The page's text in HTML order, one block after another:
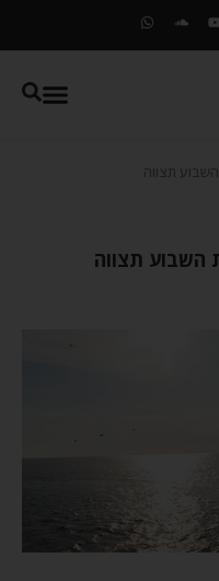
תצווה
תצווה